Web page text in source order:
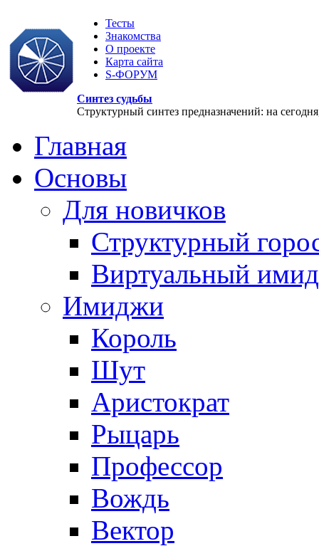
Тесты
Знакомства
О проекте
Карта сайта
S-ФОРУМ
Синтез судьбы
Структурный синтез предназначений: на
Главная
Основы
Для новичков
Структурный
Виртуальный
Имиджи
Король
Шут
Аристократ
Рыцарь
Профессор
Вождь
Вектор